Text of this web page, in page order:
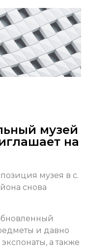
музей
на
музея в с.
снова
и давно
а также